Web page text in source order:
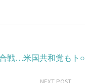
戦…米国共和党もト○